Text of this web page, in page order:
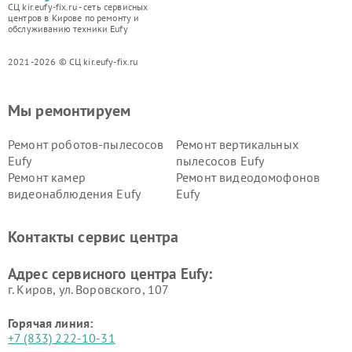
СЦ kir.eufy-fix.ru - сеть сервисных
центров в Кирове по ремонту и
обслуживанию техники Eufy
2021-2026 © СЦ kir.eufy-fix.ru
Мы ремонтируем
Ремонт роботов-пылесосов
Eufy
Ремонт вертикальных
пылесосов Eufy
Ремонт камер
видеонаблюдения Eufy
Ремонт видеодомофонов
Eufy
Контакты сервис центра
Адрес сервисного центра Eufy:
г. Киров, ул. Воровского, 107
Горячая линия:
+7 (833) 222-10-31